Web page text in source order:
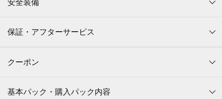
安全装備
保証・アフターサービス
クーポン
基本パック・購入パック内容